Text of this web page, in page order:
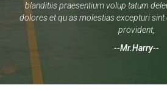
blanditiis praesentium volup tatum
dolores et qu as molestias excepturi
provident
--Mr.Harry--